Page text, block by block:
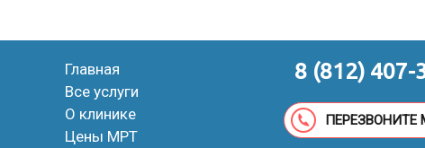
Главная
Все услуги
О клинике
Цены МРТ
8 (812) 407-
ПЕРЕЗВОНИТЕ